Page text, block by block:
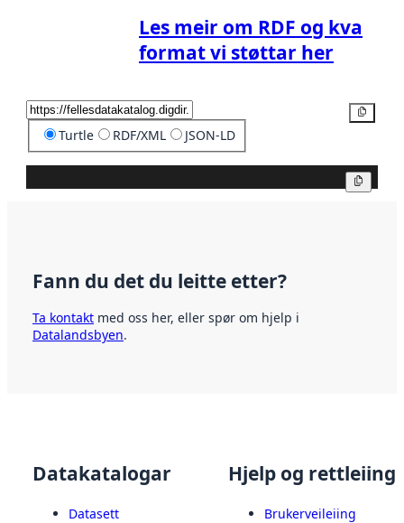
Les meir om RDF og kva
format vi støttar her
Turtle RDF/XML JSON-LD
Fann du det du leitte etter?
Ta kontakt med oss her, eller spør om hjelp i
Datalandsbyen.
Datakatalogar
Datasett
Hjelp og rettleiing
Brukerveileiing